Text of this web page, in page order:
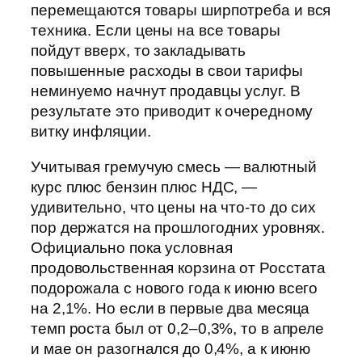
перемещаются товары ширпотреба и вся
техника. Если цены на все товары
пойдут вверх, то закладывать
повышенные расходы в свои тарифы
неминуемо начнут продавцы услуг. В
результате это приводит к очередному
витку инфляции.
Учитывая гремучую смесь — валютный
курс плюс бензин плюс НДС, —
удивительно, что цены на что-то до сих
пор держатся на прошлогодних уровнях.
Официально пока условная
продовольственная корзина от Росстата
подорожала с нового года к июню всего
на 2,1%. Но если в первые два месяца
темп роста был от 0,2–0,3%, то в апреле
и мае он разогнался до 0,4%, а к июню